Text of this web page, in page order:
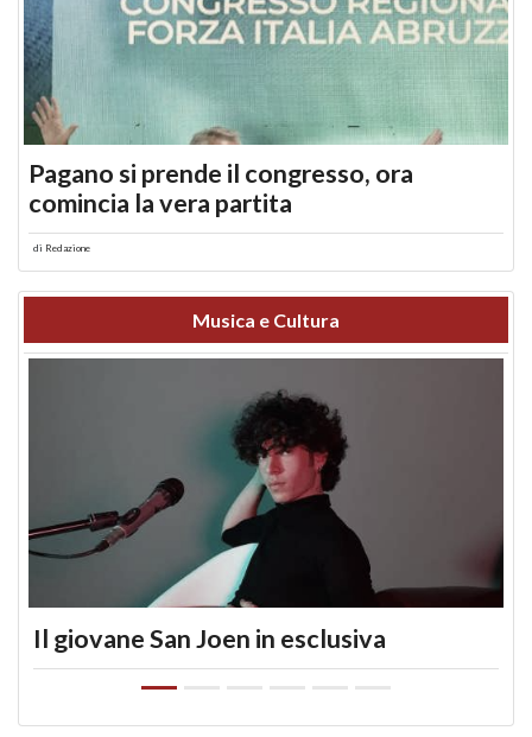
Pagano si prende il congresso, ora
comincia la vera partita
di Redazione
Musica e Cultura
Il giovane San Joen in esclusiva